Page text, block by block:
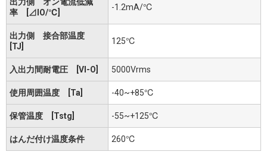
率 [⊿IO/℃]
-1.2mA/℃
出力側 接合部温度
[TJ]
125℃
入出力間耐電圧 [VI-O] 5000Vrms
使用周囲温度 [Ta] -40~+85℃
保管温度 [Tstg] -55~+125℃
はんだ付け温度条件 260℃